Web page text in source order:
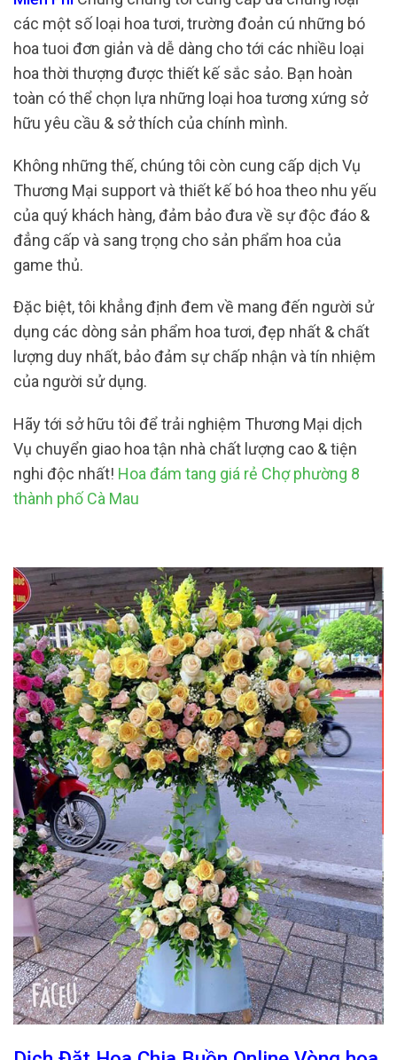
các một số loại hoa tươi, trường đoản cú những bó
hoa tuoi đơn giản và dễ dàng cho tới các nhiều loại
hoa thời thượng được thiết kế sắc sảo. Bạn hoàn
toàn có thể chọn lựa những loại hoa tương xứng sở
hữu yêu cầu & sở thích của chính mình.
Không những thế, chúng tôi còn cung cấp dịch Vụ
Thương Mại support và thiết kế bó hoa theo nhu yếu
của quý khách hàng, đảm bảo đưa về sự độc đáo &
đẳng cấp và sang trọng cho sản phẩm hoa của
game thủ.
Đặc biệt, tôi khẳng định đem về mang đến người sử
dụng các dòng sản phẩm hoa tươi, đẹp nhất & chất
lượng duy nhất, bảo đảm sự chấp nhận và tín nhiệm
của người sử dụng.
Hãy tới sở hữu tôi để trải nghiệm Thương Mại dịch
Vụ chuyển giao hoa tận nhà chất lượng cao & tiện
nghi độc nhất! Hoa đám tang giá rẻ Chợ phường 8
thành phố Cà Mau